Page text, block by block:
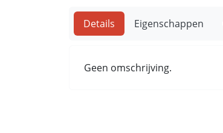
Details Eigenschappen
Geen omschrijving.